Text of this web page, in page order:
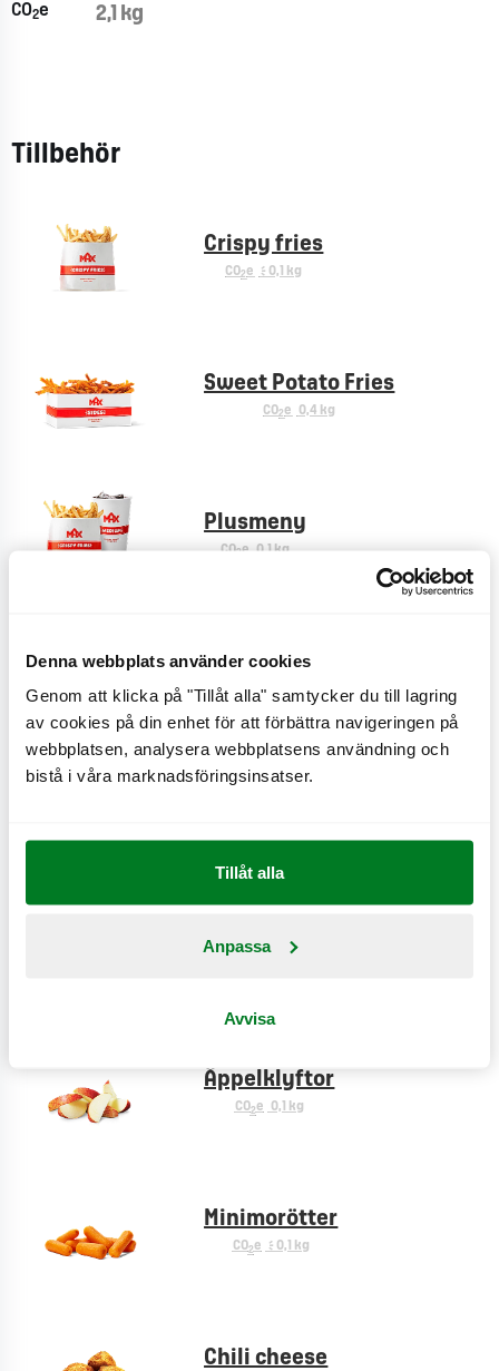
Denna webbplats använder cookies
Genom att klicka på "Tillåt alla" samtycker du till lagring
av cookies på din enhet för att förbättra navigeringen på
webbplatsen, analysera webbplatsens användning och
bistå i våra marknadsföringsinsatser.
Tillåt alla
Anpassa
Avvisa
CO2e 2,1 kg
Tillbehör
Crispy fries
CO2e < 0,1 kg
Sweet Potato Fries
CO2e 0,4 kg
Plusmeny
CO2e 0,1 kg
Cheese fries
CO2 0,9 kg
Bönsallad
Äppelklyftor
CO2e 0,1 kg
Minimorötter
CO2e < 0,1 kg
Chili cheese